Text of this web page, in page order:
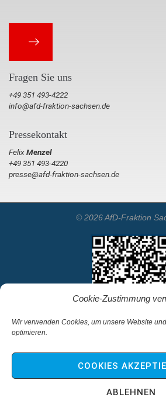
Cookie-Zustimmung
Wir verwenden Cookies, um unsere Website
optimieren.
COOKIES
ABLEHNEN
Fragen Sie uns
+49 351 493-4222
info@afd-fraktion-sachsen.de
Pressekontakt
FelixMenzel
+49 351 493-4220
presse@afd-fraktion-sachsen.de
© 2026 AfD-Fraktion
Impressum &